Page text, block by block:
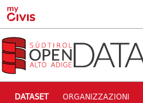
Skip to main content
DATASET ORGANIZZAZIONI